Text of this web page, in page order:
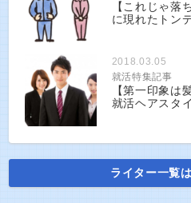
【これじゃ落
に現れたトン
2018.03.05
就活特集記事
【第一印象は
就活ヘアスタ
ライター一覧